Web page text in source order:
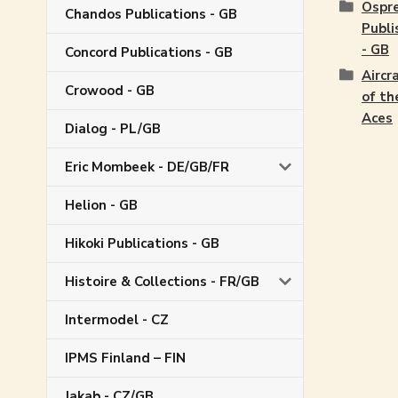
Chandos Publications - GB
Concord Publications - GB
Crowood - GB
Dialog - PL/GB
Eric Mombeek - DE/GB/FR
Helion - GB
Hikoki Publications - GB
Histoire & Collections - FR/GB
Intermodel - CZ
IPMS Finland – FIN
- GB
of
Aces